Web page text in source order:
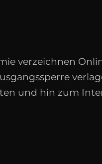
verzeichnen
und hin zum